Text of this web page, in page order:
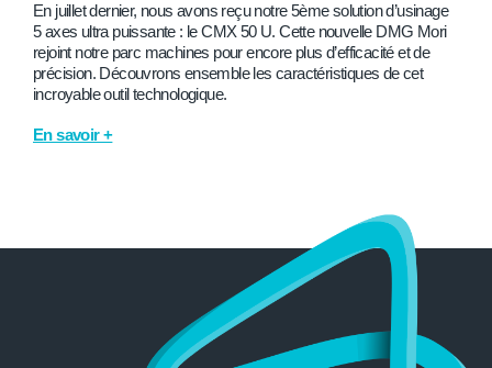
En juillet dernier, nous avons reçu notre 5ème solution d’usinage
5 axes ultra puissante : le CMX 50 U. Cette nouvelle DMG Mori
rejoint notre parc machines pour encore plus d’efficacité et de
précision. Découvrons ensemble les caractéristiques de cet
incroyable outil technologique.
En savoir +